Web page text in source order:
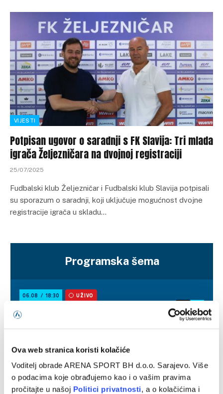
Ova web stranica koristi kolačiće
Voditelj obrade ARENA SPORT BH d.o.o. Sarajevo. Više
o podacima koje obrađujemo kao i o vašim pravima
pročitajte u našoj Politici privatnosti, a o kolačićima i
VIJESTI
Potpisan ugovor o saradnji s FK Slavija: Tri mlada
igrača Željezničara na dvojnoj registraciji
25/07/2025
Fudbalski klub Željezničar i Fudbalski klub Slavija potpisali
su sporazum o saradnji, koji uključuje mogućnost dvojne
registracije igrača u skladu…
Programska šema